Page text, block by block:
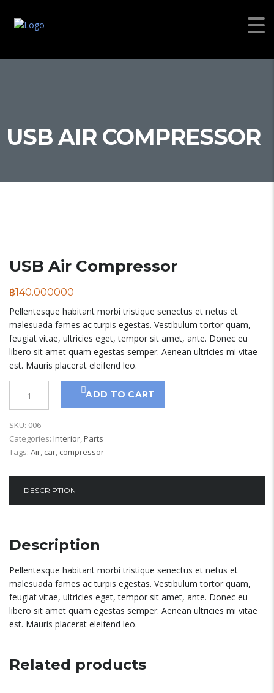
USB AIR COMPRESSOR
USB Air Compressor
฿140.000000
Pellentesque habitant morbi tristique senectus et netus et
malesuada fames ac turpis egestas. Vestibulum tortor quam,
feugiat vitae, ultricies eget, tempor sit amet, ante. Donec eu
libero sit amet quam egestas semper. Aenean ultricies mi vitae
est. Mauris placerat eleifend leo.
ADD TO CART
SKU: 006
Categories: Interior,Parts
Tags: Air, car, compressor
DESCRIPTION
Description
Pellentesque habitant morbi tristique senectus et netus et
malesuada fames ac turpis egestas. Vestibulum tortor quam,
feugiat vitae, ultricies eget, tempor sit amet, ante. Donec eu
libero sit amet quam egestas semper. Aenean ultricies mi vitae
est. Mauris placerat eleifend leo.
Related products